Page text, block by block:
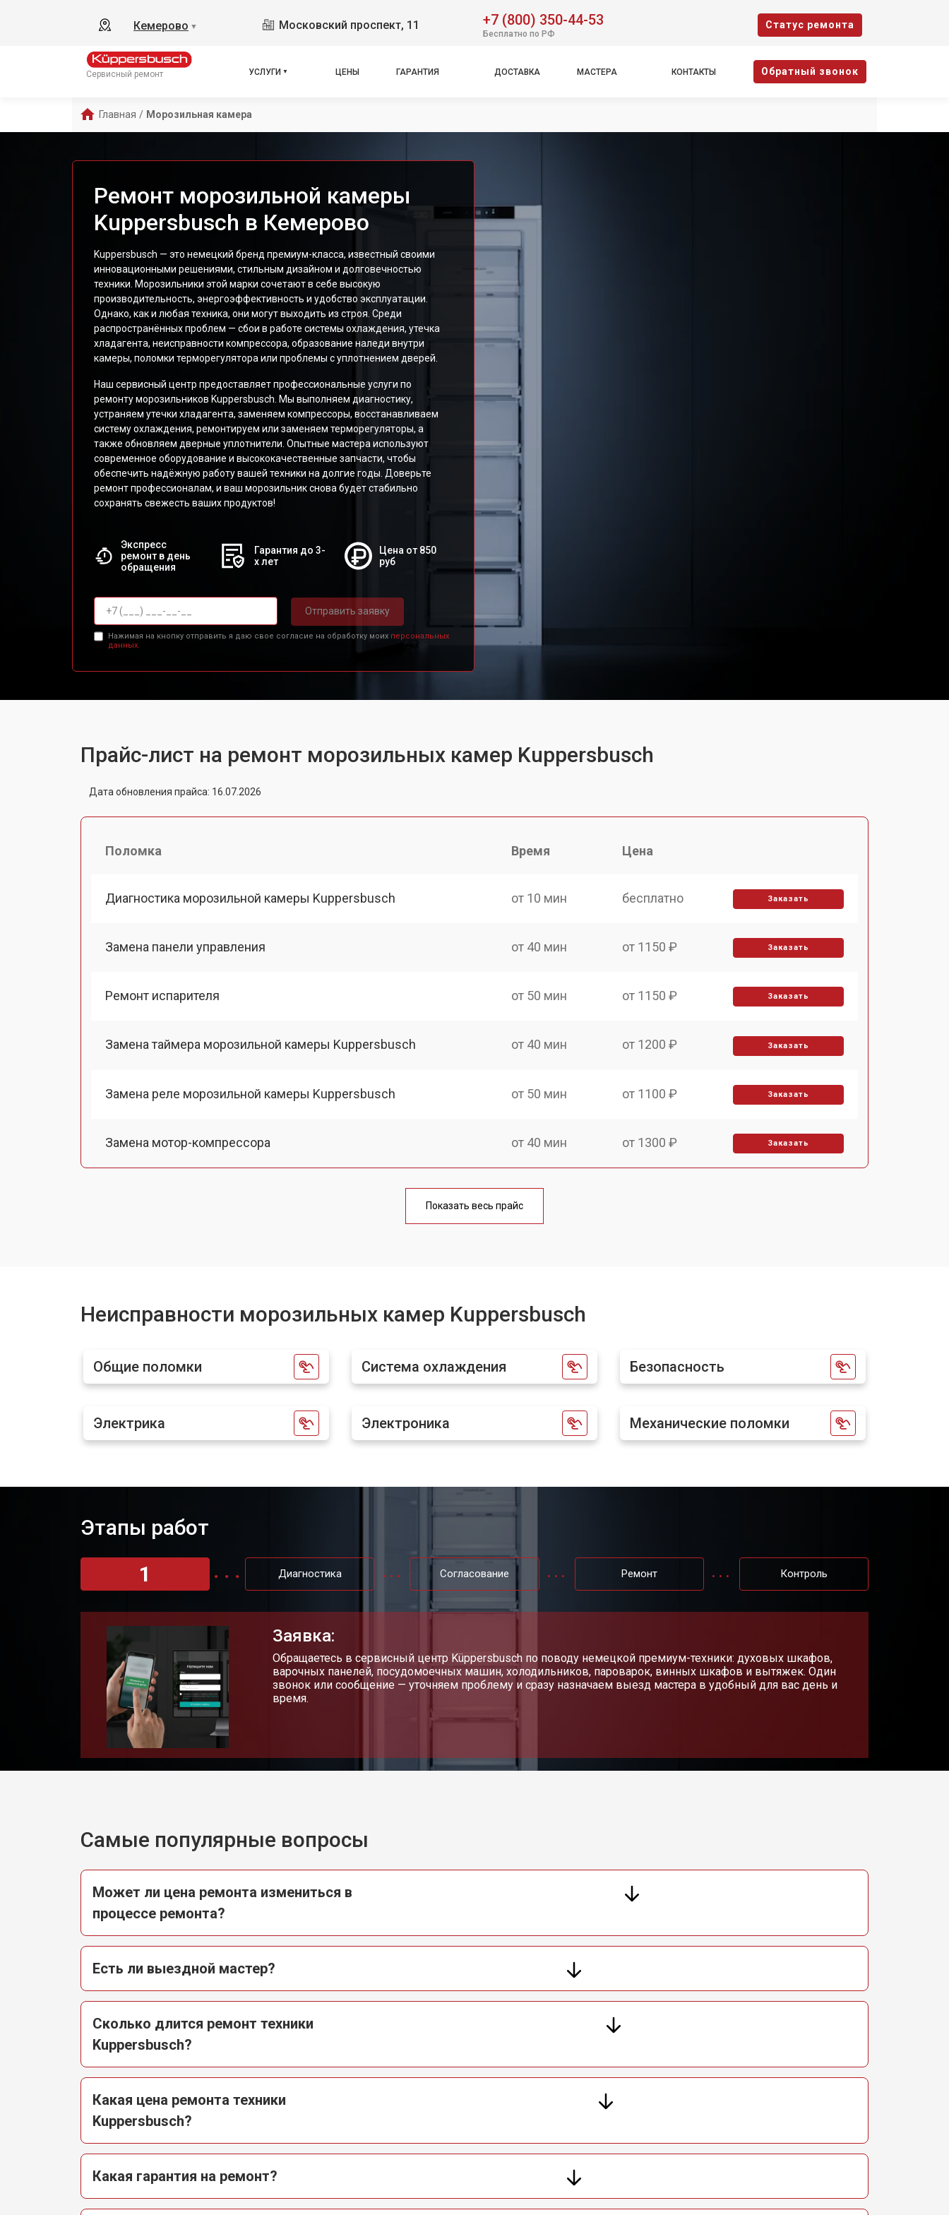
Кемерово ▼ Московский проспект, 11 +7 (800) 350-44-53
Бесплатно по РФ
Cтатус ремонта
Сервисный ремонт УСЛУГИ ЦЕНЫ ГАРАНТИЯ ДОСТАВКА МАСТЕРА КОНТАКТЫ Oбратный звонок
Главная / Морозильная камера
Ремонт морозильной камеры
Kuppersbusch в Кемерово
Kuppersbusch — это немецкий бренд премиум-класса, известный своими
инновационными решениями, стильным дизайном и долговечностью
техники. Морозильники этой марки сочетают в себе высокую
производительность, энергоэффективность и удобство эксплуатации.
Однако, как и любая техника, они могут выходить из строя. Среди
распространённых проблем — сбои в работе системы охлаждения, утечка
хладагента, неисправности компрессора, образование наледи внутри
камеры, поломки терморегулятора или проблемы с уплотнением дверей.
Наш сервисный центр предоставляет профессиональные услуги по
ремонту морозильников Kuppersbusch. Мы выполняем диагностику,
устраняем утечки хладагента, заменяем компрессоры, восстанавливаем
систему охлаждения, ремонтируем или заменяем терморегуляторы, а
также обновляем дверные уплотнители. Опытные мастера используют
современное оборудование и высококачественные запчасти, чтобы
обеспечить надёжную работу вашей техники на долгие годы. Доверьте
ремонт профессионалам, и ваш морозильник снова будет стабильно
сохранять свежесть ваших продуктов!
Экспресс
ремонт в день
обращения
Гарантия до 3-
х лет
Цена от 850
руб
Отправить заявку
Нажимая на кнопку отправить я даю свое согласие на обработку моих персональных
данных.
Прайс-лист на ремонт морозильных камер Kuppersbusch
Дата обновления прайса: 16.07.2026
Поломка Время Цена
Диагностика морозильной камеры Kuppersbusch от 10 мин бесплатно Заказать
Замена панели управления от 40 мин от 1150 ₽ Заказать
Ремонт испарителя от 50 мин от 1150 ₽ Заказать
Замена таймера морозильной камеры Kuppersbusch от 40 мин от 1200 ₽ Заказать
Замена реле морозильной камеры Kuppersbusch от 50 мин от 1100 ₽ Заказать
Замена мотор-компрессора от 40 мин от 1300 ₽ Заказать
от 50 мин
Замена шнура питания от 60 мин от 850 ₽ Заказать
Ремонт вентилятора от 40 мин
Показать весь прайс
Неисправности морозильных камер Kuppersbusch
Общие поломки Система охлаждения Безопасность
Электрика Электроника Механические поломки
Этапы работ
1
Диагностика Согласование Ремонт Контроль
Заявка:
Обращаетесь в сервисный центр Küppersbusch по поводу немецкой премиум-техники: духовых шкафов,
варочных панелей, посудомоечных машин, холодильников, пароварок, винных шкафов и вытяжек. Один
звонок или сообщение — уточняем проблему и сразу назначаем выезд мастера в удобный для вас день и
время.
Самые популярные вопросы
Может ли цена ремонта измениться в
процессе ремонта?
Есть ли выездной мастер?
Сколько длится ремонт техники
Kuppersbusch?
Какая цена ремонта техники
Kuppersbusch?
Какая гарантия на ремонт?